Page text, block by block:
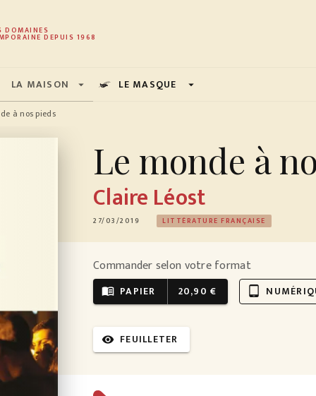
PIED DE PAGE
DOMAINES
DEPUIS 1968
LA MAISON arrow_drop_down LE MASQUE arrow_drop_down
à nos pieds
Le monde à
Claire Léost
27/03/2019 LITTÉRATURE FRANÇAISE
Commander selon votre format
menu_book PAPIER 20,90 € tablet_android
visibility FEUILLETER